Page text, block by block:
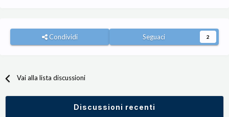
Condividi Seguaci 2
Vai alla lista discussioni
Discussioni recenti